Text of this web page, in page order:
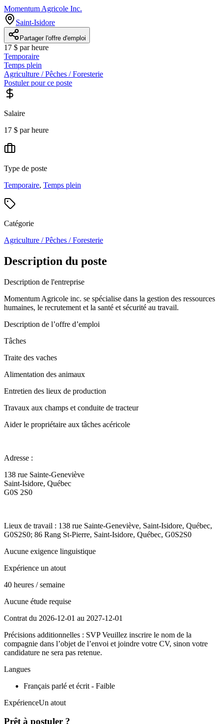
Momentum Agricole Inc.
Saint-Isidore
Partager l'offre d'emploi
17 $ par heure
Temporaire
Temps plein
Agriculture / Pêches / Foresterie
Postuler pour ce poste
Salaire
17 $ par heure
Type de poste
Temporaire, Temps plein
Catégorie
Agriculture / Pêches / Foresterie
Description du poste
Description de l'entreprise
Momentum Agricole inc. se spécialise dans la gestion des ressources
humaines, le recrutement et la santé et sécurité au travail.
Description de l’offre d’emploi
Tâches
Traite des vaches
Alimentation des animaux
Entretien des lieux de production
Travaux aux champs et conduite de tracteur
Aider le propriétaire aux tâches acéricole
Adresse :
138 rue Sainte-Geneviève
Saint-Isidore, Québec
G0S 2S0
Lieux de travail : 138 rue Sainte-Geneviève, Saint-Isidore, Québec,
G0S2S0; 86 Rang St-Pierre, Saint-Isidore, Québec, G0S2S0
Aucune exigence linguistique
Expérience un atout
40 heures / semaine
Aucune étude requise
Contrat du 2026-12-01 au 2027-12-01
Précisions additionnelles : SVP Veuillez inscrire le nom de la
compagnie dans l’objet de l’envoi et joindre votre CV, sinon votre
candidature ne sera pas retenue.
Langues
Français parlé et écrit - Faible
ExpérienceUn atout
Prêt à postuler ?